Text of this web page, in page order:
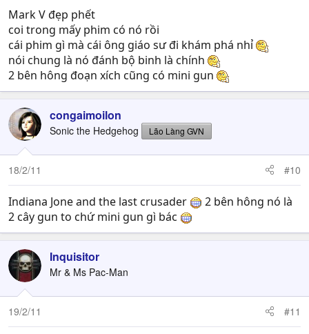
Mark V đẹp phết
coi trong mấy phim có nó rồi
cái phim gì mà cái ông giáo sư đi khám phá nhỉ
nói chung là nó đánh bộ binh là chính
2 bên hông đoạn xích cũng có mini gun
congaimoilon
Sonic the Hedgehog Lão Làng GVN
18/2/11 #10
Indiana Jone and the last crusader
2 bên hông nó là
2 cây gun to chứ mini gun gì bác
Inquisitor
Mr & Ms Pac-Man
19/2/11 #11